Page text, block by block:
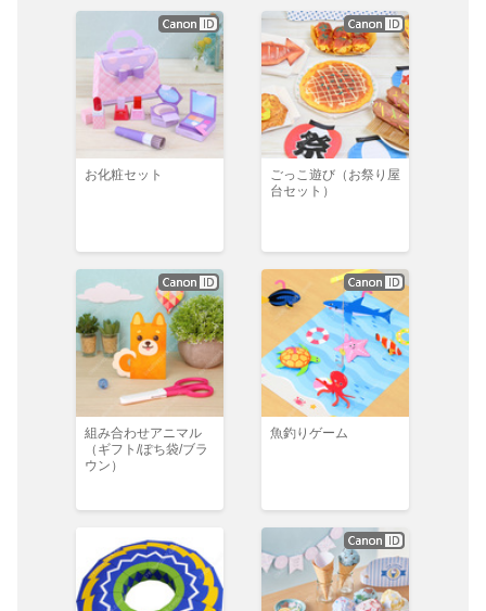
お化粧セット
ごっこ遊び（お祭り屋
台セット）
組み合わせアニマル
（ギフト/ぽち袋/ブラ
ウン）
魚釣りゲーム